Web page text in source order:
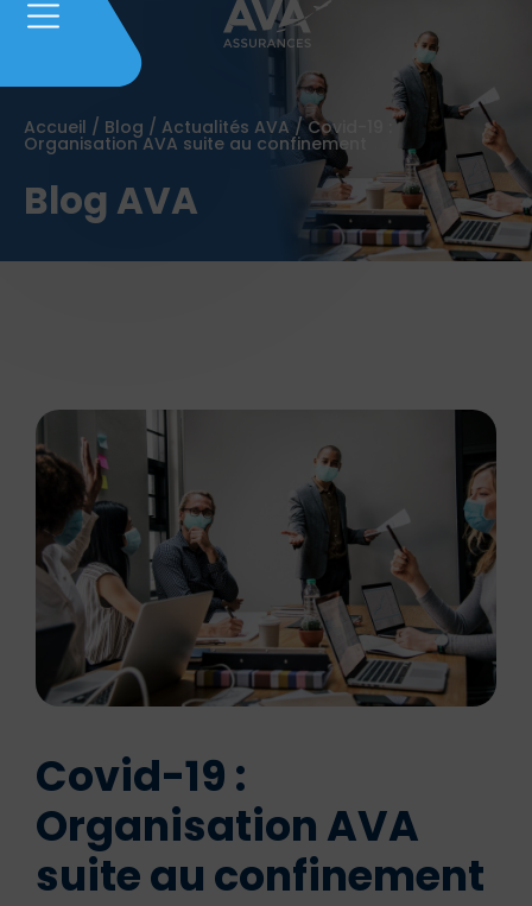
Accueil / Blog / Actualités AVA / Covid-19 :
Organisation AVA suite au confinement
Blog AVA
Covid-19 :
Organisation AVA
suite au confinement